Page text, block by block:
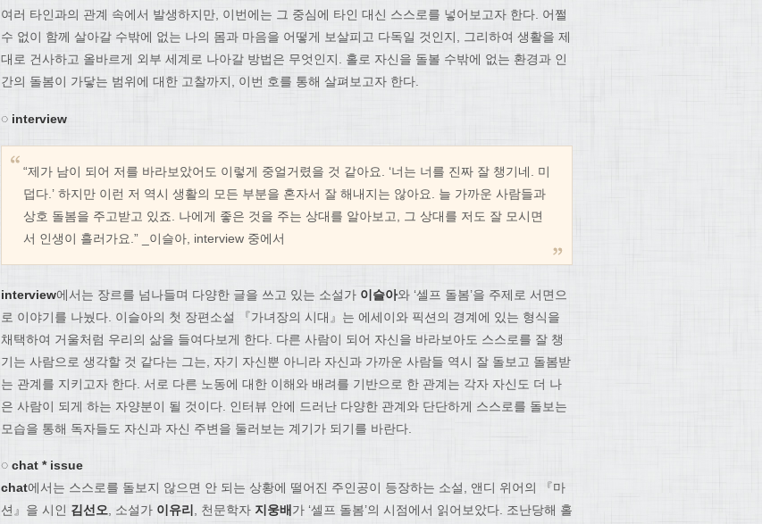
여러 타인과의 관계 속에서 발생하지만, 이번에는 그 중심에 타인 대신 스스로를 넣어보고자 한다. 어쩔
수 없이 함께 살아갈 수밖에 없는 나의 몸과 마음을 어떻게 보살피고 다독일 것인지, 그리하여 생활을 제
대로 건사하고 올바르게 외부 세계로 나아갈 방법은 무엇인지. 홀로 자신을 돌볼 수밖에 없는 환경과 인
간의 돌봄이 가닿는 범위에 대한 고찰까지, 이번 호를 통해 살펴보고자 한다.
◌ interview
“제가 남이 되어 저를 바라보았어도 이렇게 중얼거렸을 것 같아요. ‘너는 너를 진짜 잘 챙기네. 미
덥다.’ 하지만 이런 저 역시 생활의 모든 부분을 혼자서 잘 해내지는 않아요. 늘 가까운 사람들과
상호 돌봄을 주고받고 있죠. 나에게 좋은 것을 주는 상대를 알아보고, 그 상대를 저도 잘 모시면
서 인생이 흘러가요.” _이슬아, interview 중에서
interview에서는 장르를 넘나들며 다양한 글을 쓰고 있는 소설가 이슬아와 ‘셀프 돌봄’을 주제로 서면으
로 이야기를 나눴다. 이슬아의 첫 장편소설 『가녀장의 시대』는 에세이와 픽션의 경계에 있는 형식을
채택하여 거울처럼 우리의 삶을 들여다보게 한다. 다른 사람이 되어 자신을 바라보아도 스스로를 잘 챙
기는 사람으로 생각할 것 같다는 그는, 자기 자신뿐 아니라 자신과 가까운 사람들 역시 잘 돌보고 돌봄받
는 관계를 지키고자 한다. 서로 다른 노동에 대한 이해와 배려를 기반으로 한 관계는 각자 자신도 더 나
은 사람이 되게 하는 자양분이 될 것이다. 인터뷰 안에 드러난 다양한 관계와 단단하게 스스로를 돌보는
모습을 통해 독자들도 자신과 자신 주변을 둘러보는 계기가 되기를 바란다.
◌ chat * issue
chat에서는 스스로를 돌보지 않으면 안 되는 상황에 떨어진 주인공이 등장하는 소설, 앤디 위어의 『마
션』을 시인 김선오, 소설가 이유리 , 천문학자 지웅배 가 ‘셀프 돌봄’의 시점에서 읽어보았다. 조난당해 홀